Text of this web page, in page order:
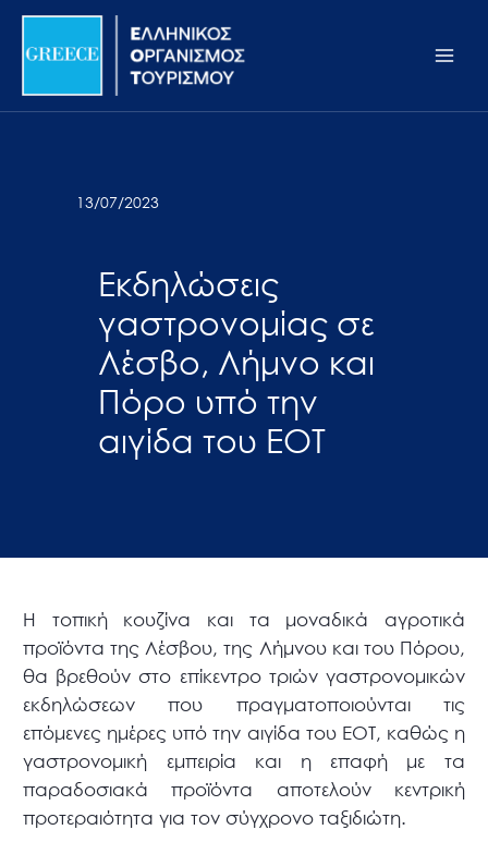
Σημείωση:
ιστότοπος
προσβασιμότητας.
Μετάβαση
περιεχόμενο
13/07/2023
Εκδηλώσεις
γαστρονομίας σε
Λέσβο, Λήμνο και
Πόρο υπό την
αιγίδα του ΕΟΤ
Η τοπική κουζίνα και τα μοναδικά αγροτικά
προϊόντα της Λέσβου, της Λήμνου και του Πόρου,
θα βρεθούν στο επίκεντρο τριών γαστρονομικών
εκδηλώσεων που πραγματοποιούνται τις
επόμενες ημέρες υπό την αιγίδα του ΕΟΤ, καθώς η
γαστρονομική εμπειρία και η επαφή με τα
παραδοσιακά προϊόντα αποτελούν κεντρική
προτεραιότητα για τον σύγχρονο ταξιδιώτη.